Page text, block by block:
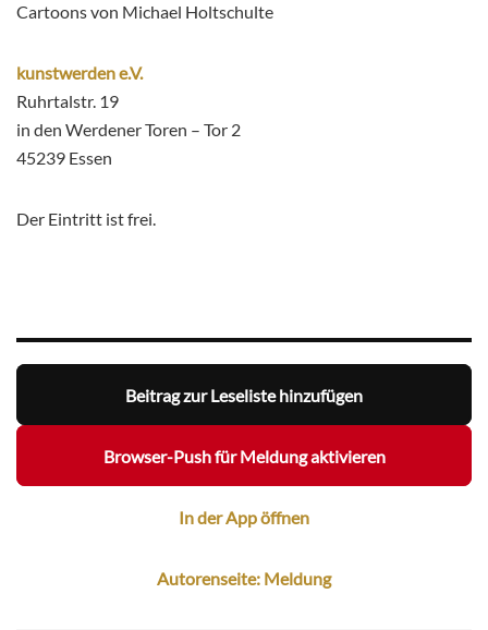
Cartoons von Michael Holtschulte
kunstwerden e.V.
Ruhrtalstr. 19
in den Werdener Toren – Tor 2
45239 Essen
Der Eintritt ist frei.
Beitrag zur Leseliste hinzufügen
Browser-Push für Meldung aktivieren
In der App öffnen
Autorenseite: Meldung